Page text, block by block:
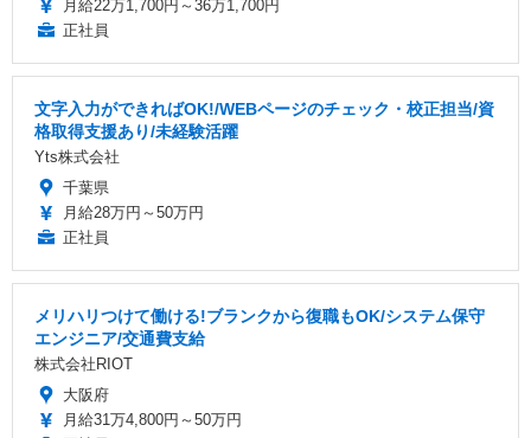
月給22万1,700円～36万1,700円
正社員
文字入力ができればOK!/WEBページのチェック・校正担当/資
格取得支援あり/未経験活躍
Yts株式会社
千葉県
月給28万円～50万円
正社員
メリハリつけて働ける!ブランクから復職もOK/システム保守
エンジニア/交通費支給
株式会社RIOT
大阪府
月給31万4,800円～50万円